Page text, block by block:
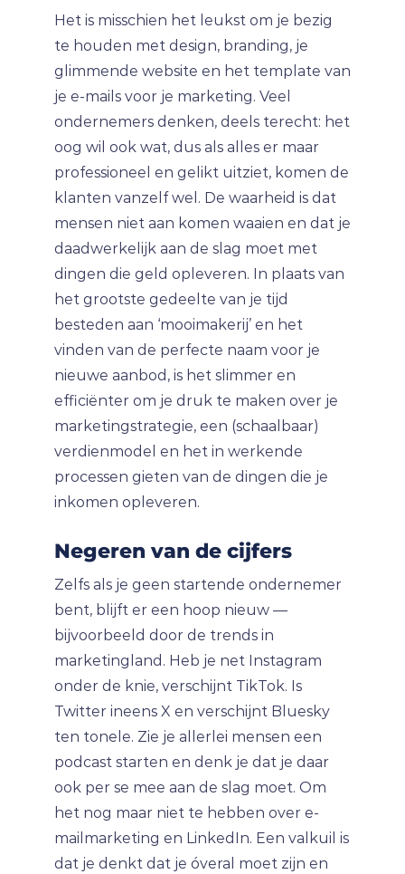
Het is misschien het leukst om je bezig
te houden met design, branding, je
glimmende website en het template van
je e-mails voor je marketing. Veel
ondernemers denken, deels terecht: het
oog wil ook wat, dus als alles er maar
professioneel en gelikt uitziet, komen de
klanten vanzelf wel. De waarheid is dat
mensen niet aan komen waaien en dat je
daadwerkelijk aan de slag moet met
dingen die geld opleveren. In plaats van
het grootste gedeelte van je tijd
besteden aan ‘mooimakerij’ en het
vinden van de perfecte naam voor je
nieuwe aanbod, is het slimmer en
efficiënter om je druk te maken over je
marketingstrategie, een (schaalbaar)
verdienmodel en het in werkende
processen gieten van de dingen die je
inkomen opleveren.
Negeren van de cijfers
Zelfs als je geen startende ondernemer
bent, blijft er een hoop nieuw —
bijvoorbeeld door de trends in
marketingland. Heb je net Instagram
onder de knie, verschijnt TikTok. Is
Twitter ineens X en verschijnt Bluesky
ten tonele. Zie je allerlei mensen een
podcast starten en denk je dat je daar
ook per se mee aan de slag moet. Om
het nog maar niet te hebben over e-
mailmarketing en LinkedIn. Een valkuil is
dat je denkt dat je óveral moet zijn en